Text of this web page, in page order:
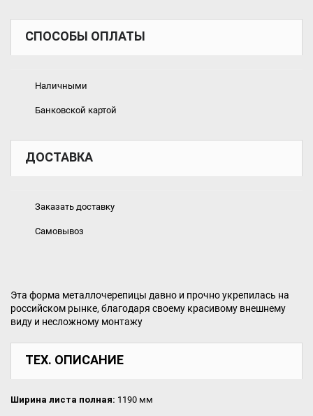
СПОСОБЫ ОПЛАТЫ
Наличными
Банковской картой
ДОСТАВКА
Заказать доставку
Самовывоз
Эта форма металлочерепицы давно и прочно укрепилась на
российском рынке, благодаря своему красивому внешнему
виду и несложному монтажу
ТЕХ. ОПИСАНИЕ
Ширина листа полная: 1190 мм